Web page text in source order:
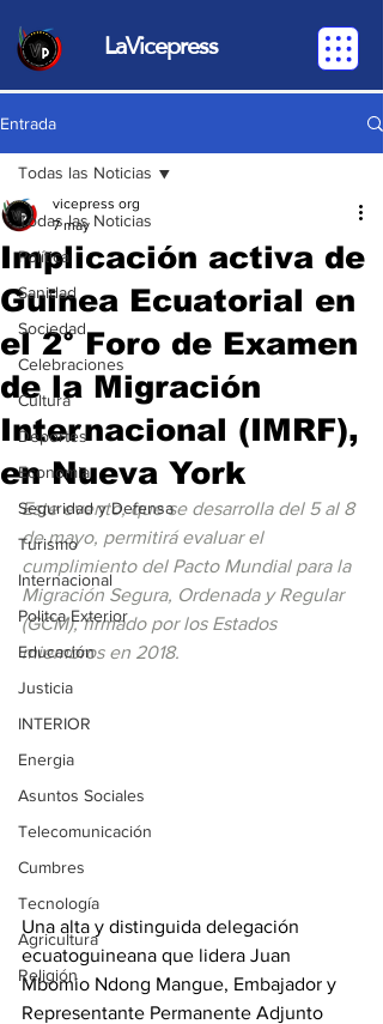
LaVicepress
Entrada
Todas las Noticias
Política
Sanidad
Sociedad
Celebraciones
Cultura
Deportes
Economia
Seguridad y Defensa
Turismo
Internacional
Politca Exterior
Educación
Justicia
INTERIOR
Energia
Asuntos Sociales
Telecomunicación
Cumbres
Tecnología
Agricultura
Religión
Todas las Noticias
Implicación activa de
Guinea Ecuatorial en
el 2° Foro de Examen
de la Migración
Internacional (IMRF),
en Nueva York
vicepress org
7 may
Este evento, que se desarrolla del 5 al 8
de mayo, permitirá evaluar el
cumplimiento del Pacto Mundial para la
Migración Segura, Ordenada y Regular
(GCM), firmado por los Estados
miembros en 2018.
Una alta y distinguida delegación
ecuatoguineana que lidera Juan
Mbomio Ndong Mangue, Embajador y
Representante Permanente Adjunto